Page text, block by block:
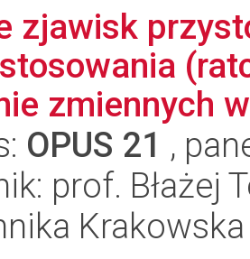
zjawisk
zmiennych
OPUS 21 ,
prof. Błażej